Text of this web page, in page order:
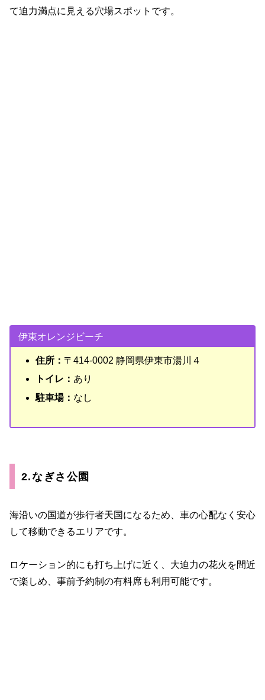
て迫力満点に見える穴場スポットです。
伊東オレンジビーチ
住所： 〒414-0002 静岡県伊東市湯川４
トイレ： あり
駐車場： なし
2.なぎさ公園
海沿いの国道が歩行者天国になるため、車の心配なく安心
して移動できるエリアです。
ロケーション的にも打ち上げに近く、大迫力の花火を間近
で楽しめ、事前予約制の有料席も利用可能です。